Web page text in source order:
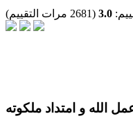
3.0 (2681 مرات التقييم)
الله و امتداد ملكوته